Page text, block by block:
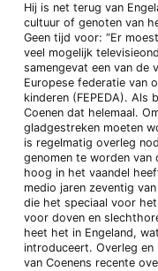
Hij is net terug van
cultuur of genoten van
Geen tijd voor: “Er
veel mogelijk
samengevat een van de
Europese federatie van
kinderen (FEPEDA). Als
Coenen dat helemaal.
gladgestreken moeten
is regelmatig overleg
genomen te worden van
hoog in het vaandel
medio jaren zeventig
die het speciaal voor
voor doven en
heet het in Engeland,
introduceert. Overleg en
van Coenens recente